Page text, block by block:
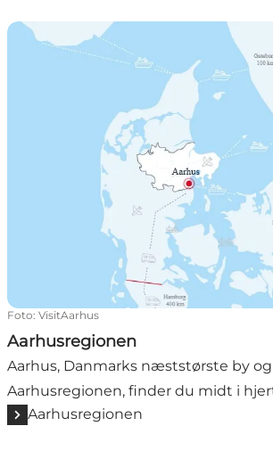
Aarhusregionen
Foto: VisitAarhus
Aarhusregionen
Aarhus, Danmarks næststørste by
Aarhusregionen, finder du midt i
Aarhusregionen